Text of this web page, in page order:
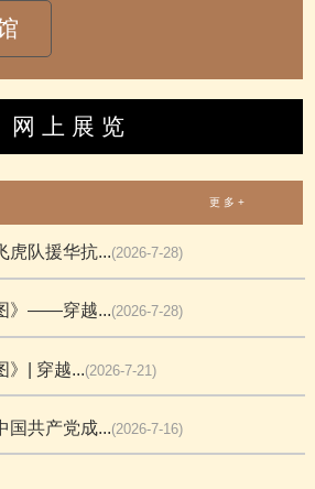
网 上 展 览
更 多 +
虎队援华抗...(2026-7-28)
》——穿越...(2026-7-28)
》| 穿越...(2026-7-21)
国共产党成...(2026-7-16)